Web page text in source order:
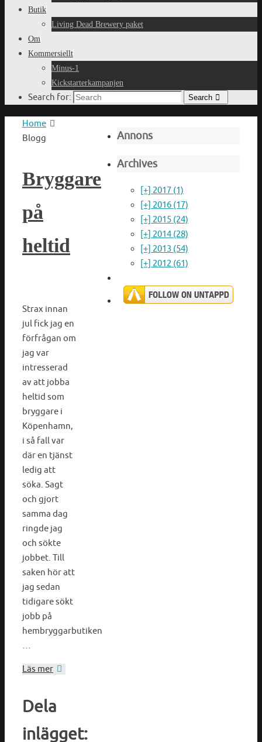
Butik
Living Dead Brewery paket
Om
Kommersiellt
Minus-1
Kickstarterkampanjen
Search for: Search
Home
Blogg
Bryggare
på
heltid
Strax innan
jul fick jag en
förfrågan om
jag var
intresserad
av att jobba
heltid som
bryggare i
Köpenhamn,
i så fall var
där en tjänst
ledig att
söka. Sagt
och gjort
samma dag
ringde jag
och sökte
jobbet. Till
saken hör att
jag sedan
tidigare sökt
jobb på
hembryggarbutiken
…
Läs mer
Dela
inlägget:
Annons
Archives
[+] 2017 (1)
[+] 2016 (17)
[+] 2015 (24)
[+] 2014 (28)
[+] 2013 (54)
[+] 2012 (61)